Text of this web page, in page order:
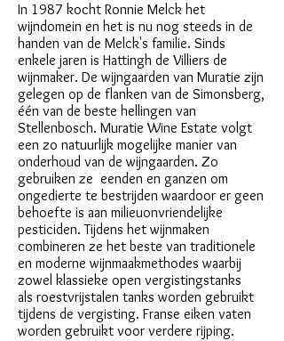
In 1987 kocht Ronnie Melck het
wijndomein en het is nu nog steeds in de
handen van de Melck's familie. Sinds
enkele jaren is Hattingh de Villiers de
wijnmaker. De wijngaarden van Muratie zijn
gelegen op de flanken van de Simonsberg,
één van de beste hellingen van
Stellenbosch. Muratie Wine Estate volgt
een zo natuurlijk mogelijke manier van
onderhoud van de wijngaarden. Zo
gebruiken ze eenden en ganzen om
ongedierte te bestrijden waardoor er geen
behoefte is aan milieuonvriendelijke
pesticiden. Tijdens het wijnmaken
combineren ze het beste van traditionele
en moderne wijnmaakmethodes waarbij
zowel klassieke open vergistingstanks
als roestvrijstalen tanks worden gebruikt
tijdens de vergisting. Franse eiken vaten
worden gebruikt voor verdere rijping.